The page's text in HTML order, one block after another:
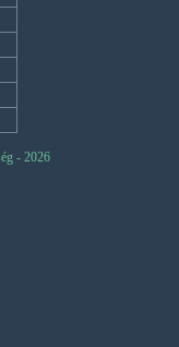
- 2026